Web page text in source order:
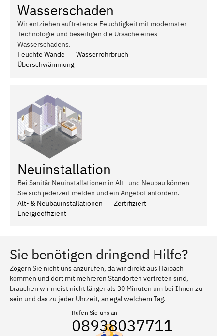
Wasserschaden
Wir entziehen auftretende Feuchtigkeit mit modernster
Technologie und beseitigen die Ursache eines
Wasserschadens.
Feuchte Wände
Wasserrohrbruch
Überschwämmung
Neuinstallation
Bei Sanitär Neuinstallationen in Alt- und Neubau können
Sie sich jederzeit melden und ein Angebot anfordern.
Alt- & Neubauinstallationen
Zertifiziert
Energieeffizient
Sie benötigen dringend Hilfe?
Zögern Sie nicht uns anzurufen, da wir direkt aus Haibach
kommen und dort mit mehreren Standorten vertreten sind,
brauchen wir meist nicht länger als 30 Minuten um bei Ihnen zu
sein und das zu jeder Uhrzeit, an egal welchem Tag.
Rufen Sie uns an
08938037711